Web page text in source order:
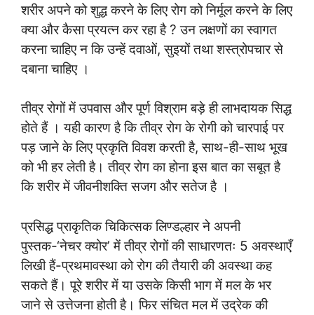
शरीर अपने को शुद्ध करने के लिए रोग को निर्मूल करने के लिए
क्या और कैसा प्रयत्न कर रहा है ? उन लक्षणों का स्वागत
करना चाहिए न कि उन्हें दवाओं, सुइयों तथा शस्त्रोपचार से
दबाना चाहिए ।
तीव्र रोगों में उपवास और पूर्ण विश्राम बड़े ही लाभदायक सिद्ध
होते हैं । यही कारण है कि तीव्र रोग के रोगी को चारपाई पर
पड़ जाने के लिए प्रकृति विवश करती है, साथ-ही-साथ भूख
को भी हर लेती है। तीव्र रोग का होना इस बात का सबूत है
कि शरीर में जीवनीशक्ति सजग और सतेज है ।
प्रसिद्ध प्राकृतिक चिकित्सक लिण्डल्हार ने अपनी
पुस्तक-‘नेचर क्योर’ में तीव्र रोगों की साधारणतः 5 अवस्थाएँ
लिखी हैं-प्रथमावस्था को रोग की तैयारी की अवस्था कह
सकते हैं। पूरे शरीर में या उसके किसी भाग में मल के भर
जाने से उत्तेजना होती है। फिर संचित मल में उद्रेक की